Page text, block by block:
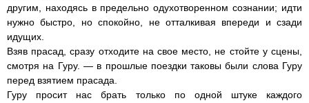
другим, находясь в предельно одухотворенном сознании; идти
нужно быстро, но спокойно, не отталкивая впереди и сзади
идущих.
Взяв прасад, сразу отходите на свое место, не стойте у сцены,
смотря на Гуру. — в прошлые поездки таковы были слова Гуру
перед взятием прасада.
Гуру просит нас брать только по одной штуке каждого